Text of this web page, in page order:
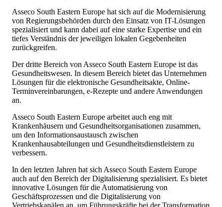
Asseco South Eastern Europe hat sich auf die Modernisierung
von Regierungsbehörden durch den Einsatz von IT-Lösungen
spezialisiert und kann dabei auf eine starke Expertise und ein
tiefes Verständnis der jeweiligen lokalen Gegebenheiten
zurückgreifen.
Der dritte Bereich von Asseco South Eastern Europe ist das
Gesundheitswesen. In diesem Bereich bietet das Unternehmen
Lösungen für die elektronische Gesundheitsakte, Online-
Terminvereinbarungen, e-Rezepte und andere Anwendungen
an.
Asseco South Eastern Europe arbeitet auch eng mit
Krankenhäusern und Gesundheitsorganisationen zusammen,
um den Informationsaustausch zwischen
Krankenhausabteilungen und Gesundheitsdienstleistern zu
verbessern.
In den letzten Jahren hat sich Asseco South Eastern Europe
auch auf den Bereich der Digitalisierung spezialisiert. Es bietet
innovative Lösungen für die Automatisierung von
Geschäftsprozessen und die Digitalisierung von